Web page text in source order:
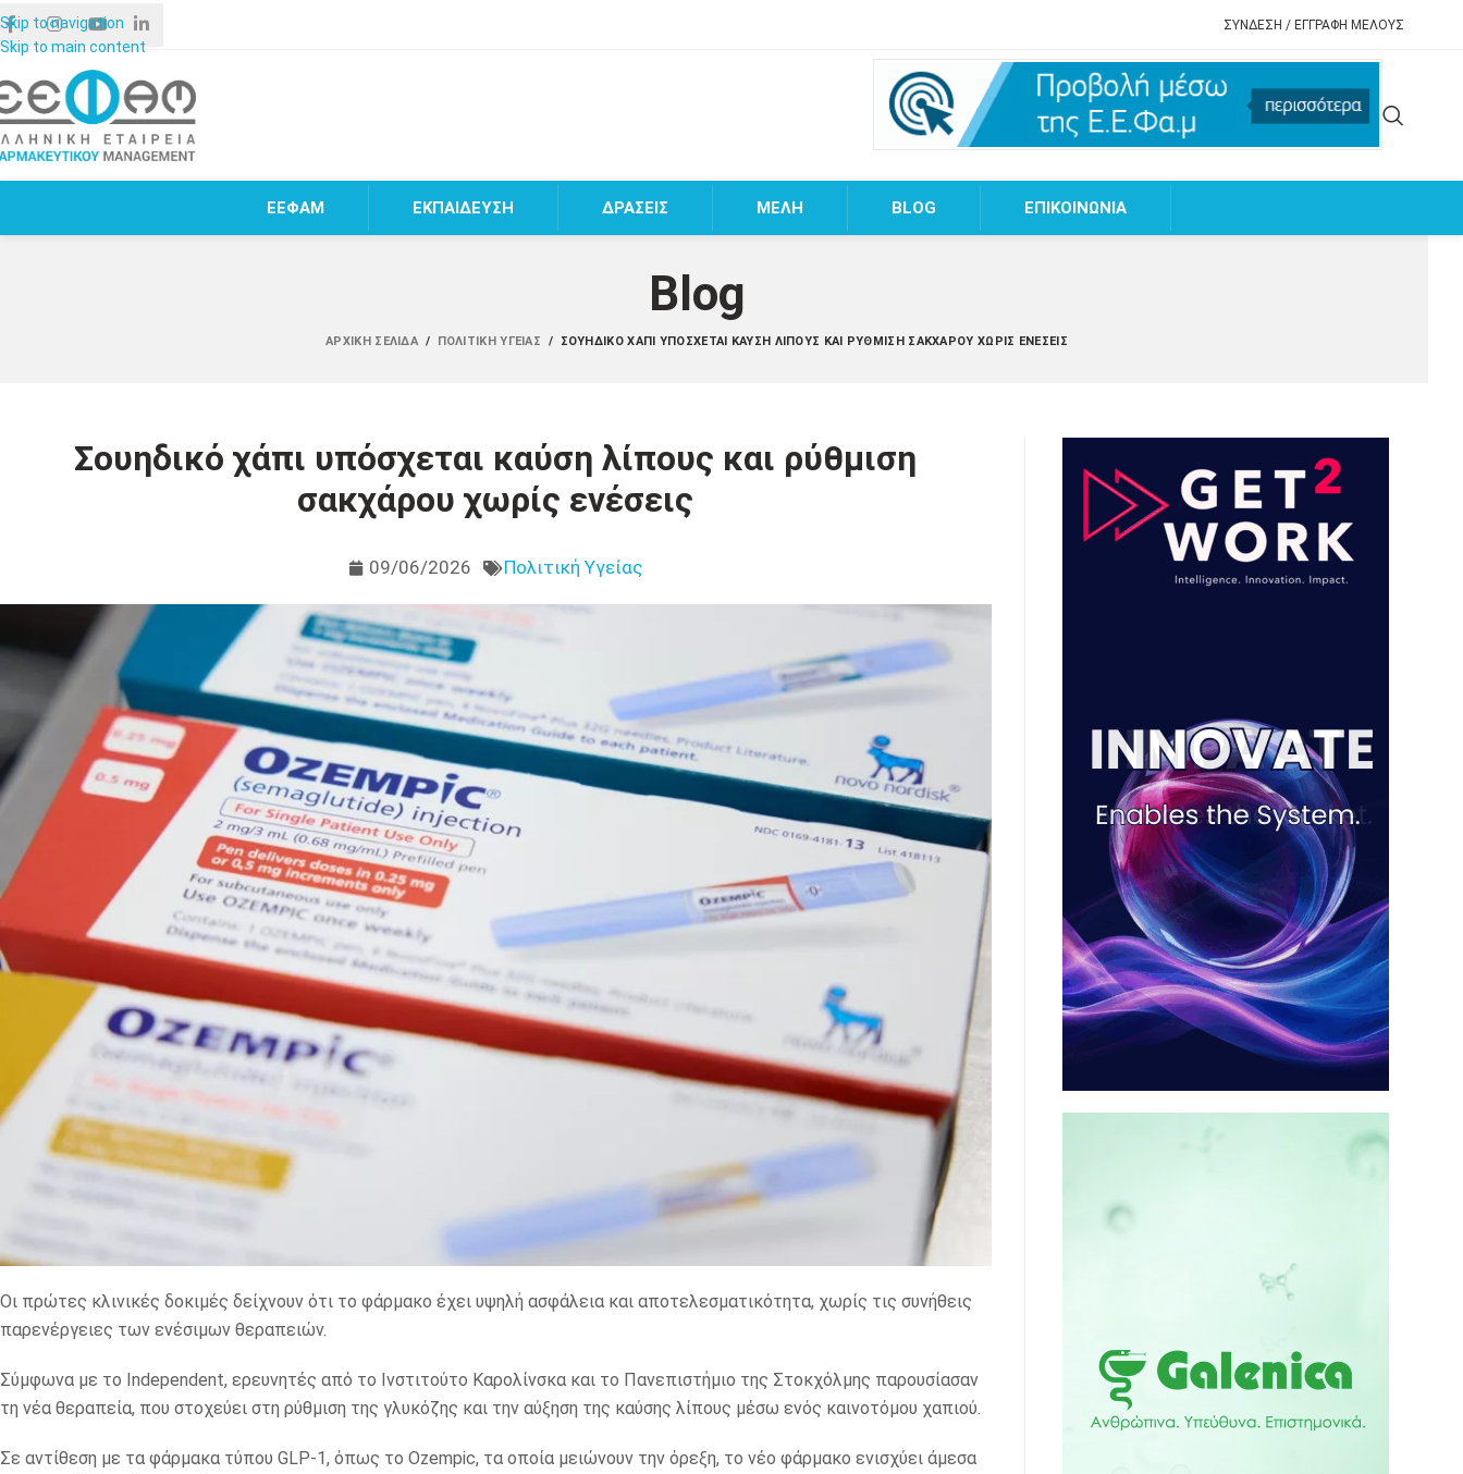
Skip to navigation
Skip to main content
ΣΥΝΔΕΣΗ / ΕΓΓΡΑΦΗ ΜΕΛΟΥΣ
ΕΕΦΑΜ ΕΚΠΑΙΔΕΥΣΗ ΔΡΑΣΕΙΣ MEΛΗ BLOG EΠΙΚΟΙΝΩΝΙΑ
Blog
ΑΡΧΙΚΉ ΣΕΛΊΔΑ / ΠΟΛΙΤΙΚΉ ΥΓΕΊΑΣ / ΣΟΥΗΔΙΚΌ ΧΆΠΙ ΥΠΌΣΧΕΤΑΙ ΚΑΎΣΗ ΛΊΠΟΥΣ ΚΑΙ ΡΎΘΜΙΣΗ ΣΑΚΧΆΡΟΥ ΧΩΡΊΣ ΕΝΈΣΕΙΣ
Σουηδικό χάπι υπόσχεται καύση λίπους και ρύθμιση
σακχάρου χωρίς ενέσεις
09/06/2026 Πολιτική Υγείας
Οι πρώτες κλινικές δοκιμές δείχνουν ότι το φάρμακο έχει υψηλή ασφάλεια και αποτελεσματικότητα, χωρίς τις συνήθεις
παρενέργειες των ενέσιμων θεραπειών.
Σύμφωνα με το Independent, ερευνητές από το Ινστιτούτο Καρολίνσκα και το Πανεπιστήμιο της Στοκχόλμης παρουσίασαν
τη νέα θεραπεία, που στοχεύει στη ρύθμιση της γλυκόζης και την αύξηση της καύσης λίπους μέσω ενός καινοτόμου χαπιού.
Σε αντίθεση με τα φάρμακα τύπου GLP-1, όπως το Ozempic, τα οποία μειώνουν την όρεξη, το νέο φάρμακο ενισχύει άμεσα